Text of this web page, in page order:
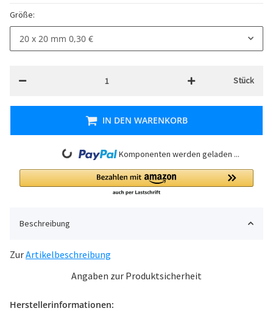
Größe:
20 x 20 mm 0,30 €
Stück
IN DEN WARENKORB
Loading... Komponenten werden geladen ...
Beschreibung
ZurArtikelbeschreibung
Angaben zur Produktsicherheit
Herstellerinformationen: